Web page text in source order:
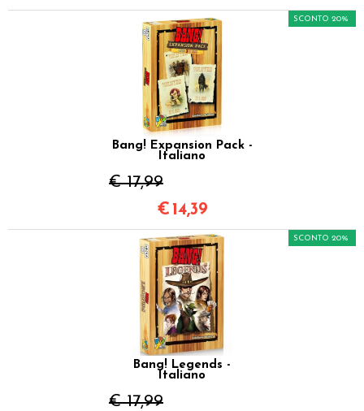
Bang! Expansion Pack -
Italiano
€ 17,99
SCONTO 20%
€ 14,39
Bang! Legends -
Italiano
€ 17,99
SCONTO 20%